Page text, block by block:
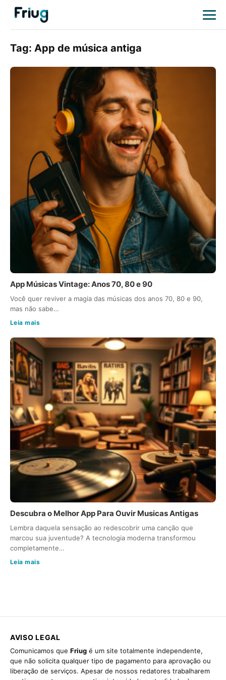
Tag: App de música antiga
App Músicas Vintage: Anos 70, 80 e 90
Você quer reviver a magia das músicas dos anos 70, 80 e 90,
mas não sabe…
Leia mais
Descubra o Melhor App Para Ouvir Musicas Antigas
Lembra daquela sensação ao redescobrir uma canção que
marcou sua juventude? A tecnologia moderna transformou
completamente…
Leia mais
AVISO LEGAL
Comunicamos que Friug é um site totalmente independente,
que não solicita qualquer tipo de pagamento para aprovação ou
liberação de serviços. Apesar de nossos redatores trabalharem